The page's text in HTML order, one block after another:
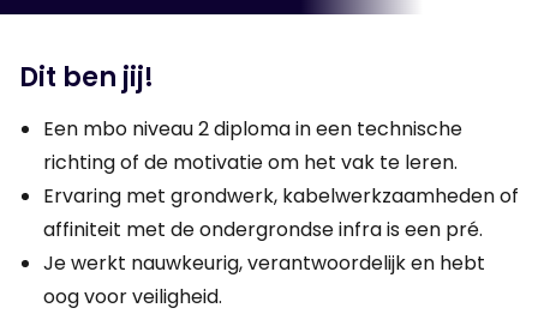
Dit ben jij!
Een mbo niveau 2 diploma in een technische
richting of de motivatie om het vak te leren.
Ervaring met grondwerk, kabelwerkzaamheden of
affiniteit met de ondergrondse infra is een pré.
Je werkt nauwkeurig, verantwoordelijk en hebt
oog voor veiligheid.